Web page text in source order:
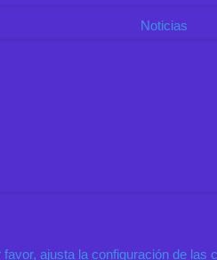
Noticias
ajusta la configuración de